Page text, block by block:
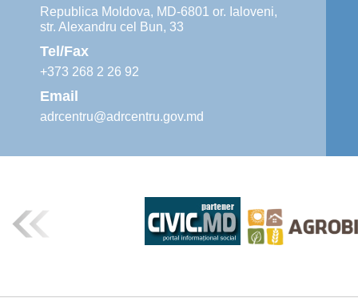
Republica Moldova, MD-6801 or. Ialoveni,
str. Alexandru cel Bun, 33
Tel/Fax
+373 268 2 26 92
Email
adrcentru@adrcentru.gov.md